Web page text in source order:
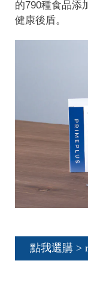
的790種食品添
健康後盾。
點我選購 >